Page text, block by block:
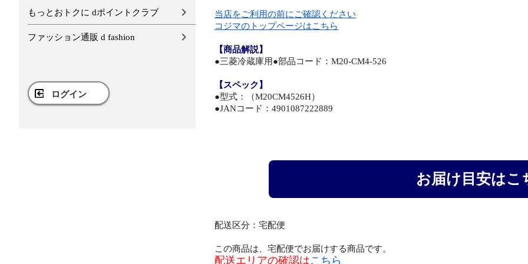
もっとおトクに dポイントクラブ
ファッション通販 d fashion
ログイン
当店をご利用の前にご確認ください
コジマのトップページはこちら
【商品解説】
●三菱冷蔵庫用●部品コード：M20-CM4-526
【スペック】
●型式：（M20CM4526H）
●JANコード：4901087222889
お届け目安はこ
配送区分：宅配便
この商品は、宅配便でお届けする商品です。
配送エリアの確認はこちら